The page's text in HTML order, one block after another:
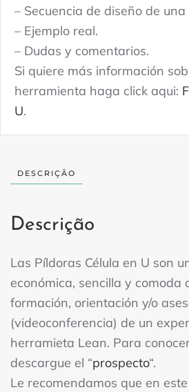
– Secuencia de diseño de una
– Ejemplo real.
– Dudas y comentarios.
Si quiere más información
herramienta haga click aqui:
U.
DESCRIÇÃO
Descrição
Las Píldoras Célula en U son
económica, sencilla y comoda
formación, orientación y/o
(videoconferencia) de un
herramieta Lean. Para
descargue el “prospecto“.
Le recomendamos que en